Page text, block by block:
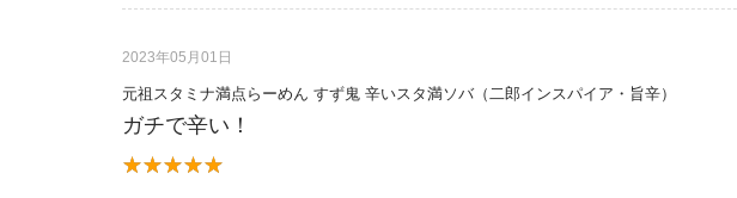
2023年05月01日
元祖スタミナ満点らーめん すず鬼 辛いスタ満ソバ（二郎インスパイア・旨辛）
ガチで辛い！